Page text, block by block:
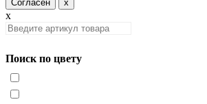
Согласен x
x
Поиск по цвету